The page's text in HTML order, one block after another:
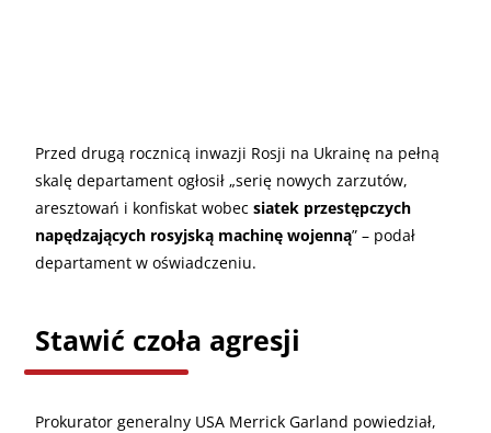
Przed drugą rocznicą inwazji Rosji na Ukrainę na pełną
skalę departament ogłosił „serię nowych zarzutów,
aresztowań i konfiskat wobec siatek przestępczych
napędzających rosyjską machinę wojenną” – podał
departament w oświadczeniu.
Stawić czoła agresji
Prokurator generalny USA Merrick Garland powiedział,